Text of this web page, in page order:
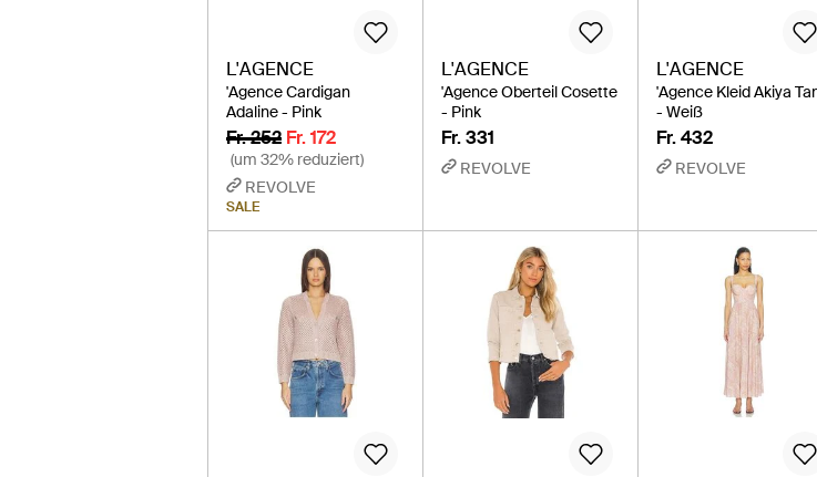
L'AGENCE
'Agence Cardigan
Adaline - Pink
Fr. 252 Fr. 172
(um 32% reduziert)
REVOLVE
SALE
L'AGENCE
'Agence Oberteil Cosette
- Pink
Fr. 331
REVOLVE
L'AGENCE
'Agence Kleid Akiya
- Weiß
Fr. 432
REVOLVE